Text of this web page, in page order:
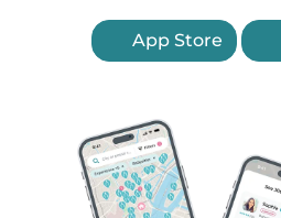
App Store